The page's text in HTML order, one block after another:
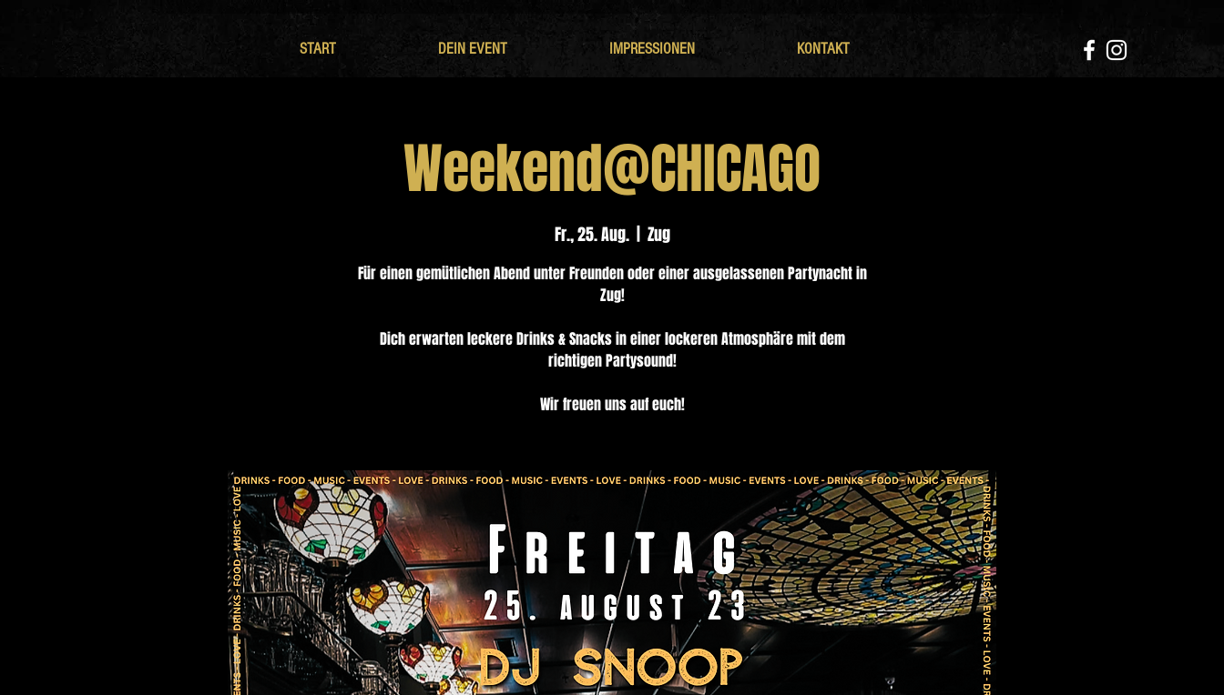
START DEIN EVENT IMPRESSIONEN KONTAKT
Weekend@CHICAGO
Fr., 25. Aug.
  |
Zug
Für einen gemütlichen Abend unter Freunden oder einer ausgelassenen Partynacht in
Zug!
Dich erwarten leckere Drinks & Snacks in einer lockeren Atmosphäre mit dem
richtigen Partysound!
Wir freuen uns auf euch!